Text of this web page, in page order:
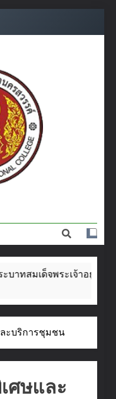
ศึกษา
วรรค์
สมเด็จพระเจ้าอยู่หัว ๒๘
ะบริการชุมชน
ศษและ